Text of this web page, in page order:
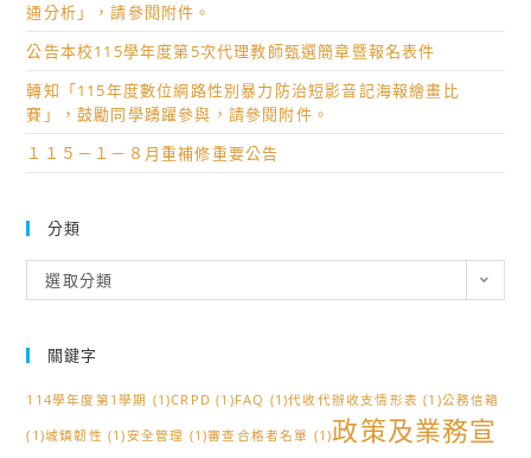
通分析」，請參閱附件。
公告本校115學年度第5次代理教師甄選簡章暨報名表件
轉知「115年度數位網路性別暴力防治短影音記海報繪畫比
賽」，鼓勵同學踴躍參與，請參閱附件。
１１５－１－８月重補修重要公告
分類
類
選取分類
關鍵字
114學年度第1學期 (1)CRPD (1)FAQ (1)代收代辦收支情形表 (1)公務信箱
(1)城鎮韌性 (1)安全管理 (1)審查合格者名單 (1)政策及業務宣